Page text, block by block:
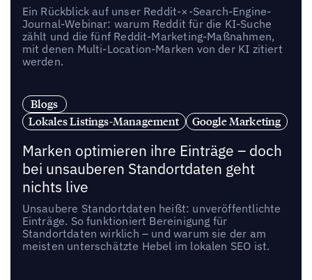
Ein Rückblick auf unser Reddit-×-Search-Engine-
Journal-Webinar: warum Reddit für die KI-Suche
zählt und die fünf Reddit-Marketing-Maßnahmen,
mit denen Multi-Location-Marken von der KI zitiert
werden.
Blogs
Lokales Listings-Management
Google Marketing
Marken optimieren ihre Einträge – doch
bei unsauberen Standortdaten geht
nichts live
Unsaubere Standortdaten heißt: unveröffentlichte
Einträge. So funktioniert Bereinigung für
Standortdaten wirklich – und warum sie der am
meisten unterschätzte Hebel im lokalen SEO ist.